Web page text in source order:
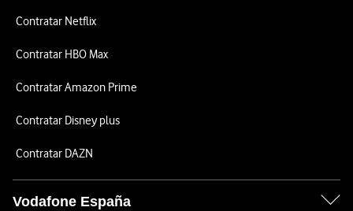
Contratar Netflix
Contratar HBO Max
Contratar Amazon Prime
Contratar Disney plus
Contratar DAZN
Vodafone España